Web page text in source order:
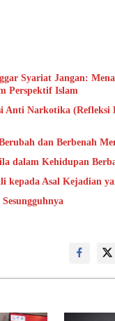
Syariat Jangan:
Perspektif Islam
Anti Narkotika
dan Berbenah
dalam Kehidupan
kepada Asal Kejadian